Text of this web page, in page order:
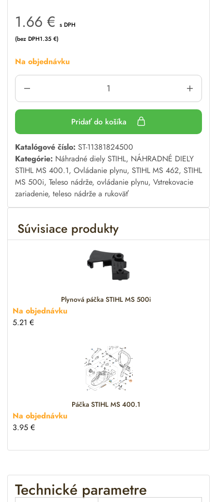
1.66 € s DPH
(bez DPH1.35 €)
Na objednávku
Pridať do košíka
A
l
t
e
r
n
i
Katalógové číslo: ST-11381824500
Kategórie: Náhradné diely STIHL, NÁHRADNÉ DIELY
STIHL MS 400.1, Ovládanie plynu, STIHL MS 462, STIHL
MS 500i, Teleso nádrže, ovládanie plynu, Vstrekovacie
zariadenie, teleso nádrže a rukoväť
Súvisiace produkty
Plynová páčka STIHL MS 500i
Na objednávku
5.21 €
Páčka STIHL MS 400.1
Na objednávku
3.95 €
Technické parametre